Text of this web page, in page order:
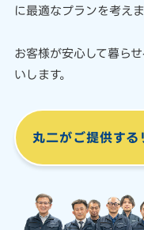
に最適なプランを考えま
お客様が安心して暮らせ
いします。
丸二がご提供する